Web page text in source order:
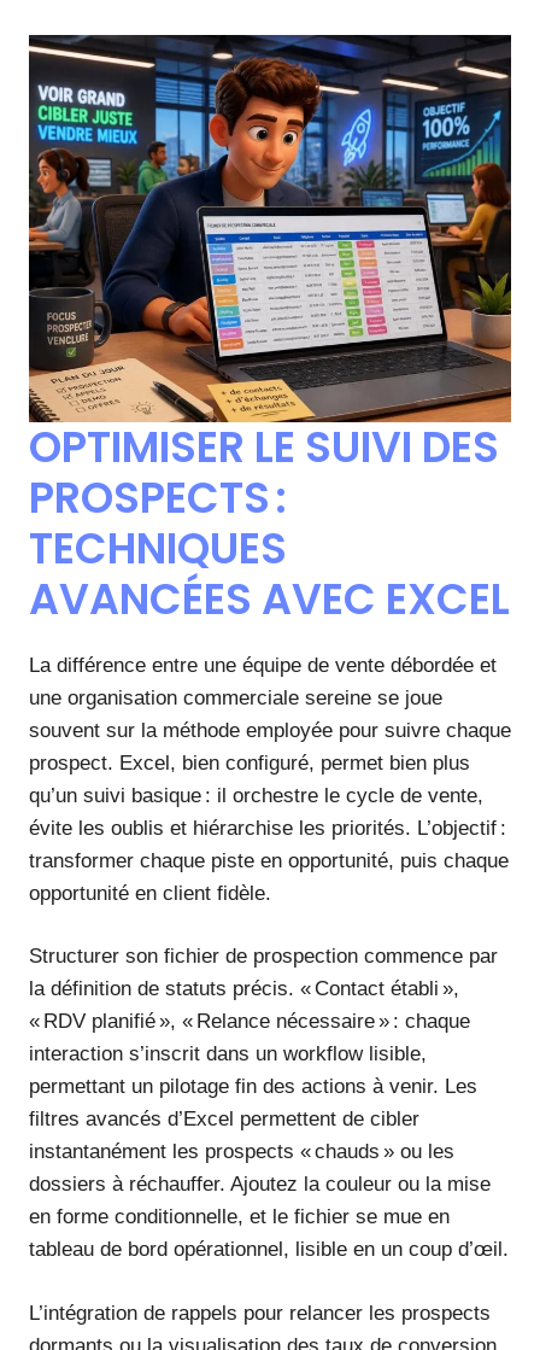
OPTIMISER LE SUIVI DES
PROSPECTS :
TECHNIQUES
AVANCÉES AVEC EXCEL
La différence entre une équipe de vente débordée et
une organisation commerciale sereine se joue
souvent sur la méthode employée pour suivre chaque
prospect. Excel, bien configuré, permet bien plus
qu’un suivi basique : il orchestre le cycle de vente,
évite les oublis et hiérarchise les priorités. L’objectif :
transformer chaque piste en opportunité, puis chaque
opportunité en client fidèle.
Structurer son fichier de prospection commence par
la définition de statuts précis. « Contact établi »,
« RDV planifié », « Relance nécessaire » : chaque
interaction s’inscrit dans un workflow lisible,
permettant un pilotage fin des actions à venir. Les
filtres avancés d’Excel permettent de cibler
instantanément les prospects « chauds » ou les
dossiers à réchauffer. Ajoutez la couleur ou la mise
en forme conditionnelle, et le fichier se mue en
tableau de bord opérationnel, lisible en un coup d’œil.
L’intégration de rappels pour relancer les prospects